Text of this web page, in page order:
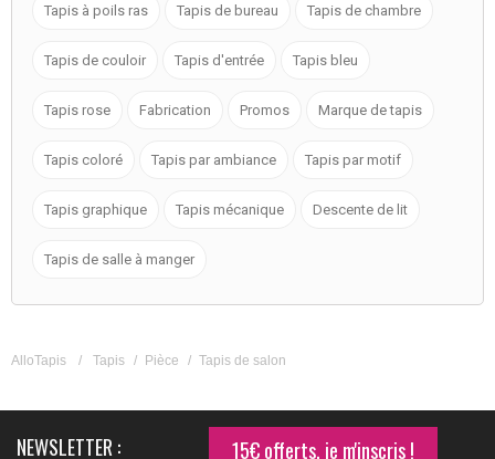
Tapis à poils ras Tapis de bureau Tapis de chambre
Tapis de couloir Tapis d'entrée Tapis bleu
Tapis rose Fabrication Promos Marque de tapis
Tapis coloré Tapis par ambiance Tapis par motif
Tapis graphique Tapis mécanique Descente de lit
Tapis de salle à manger
AlloTapis / Tapis / Pièce / Tapis de salon
NEWSLETTER : 15€ offerts, je m'inscris !